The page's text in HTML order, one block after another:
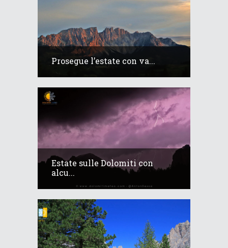
Prosegue l’estate con va...
Estate sulle Dolomiti con
alcu...